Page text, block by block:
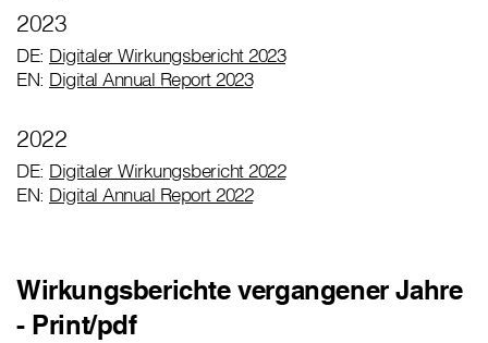
2023
DE: Digitaler Wirkungsbericht 2023
EN: Digital Annual Report 2023
2022
DE: Digitaler Wirkungsbericht 2022
EN: Digital Annual Report 2022
Wirkungsberichte vergangener Jahre
- Print/pdf